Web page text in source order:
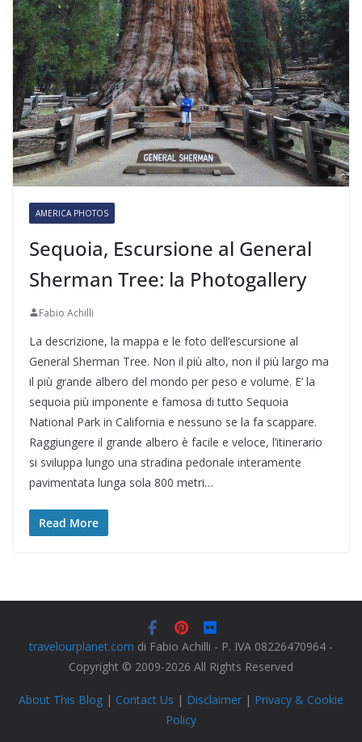
AMERICA PHOTOS
Sequoia, Escursione al General
Sherman Tree: la Photogallery
Fabio Achilli
La descrizione, la mappa e le foto dell’escursione al
General Sherman Tree. Non il più alto, non il più largo ma
il più grande albero del mondo per peso e volume. E’ la
sequoia più imponente e famosa di tutto Sequoia
National Park in California e nessuno se la fa scappare.
Raggiungere il grande albero è facile e veloce, l’itinerario
si sviluppa lungo una stradina pedonale interamente
pavimentata lunga sola 800 metri…
Read More
travelourplanet.com di Fabio Achilli - P. IVA 08226470964 -
Copyright © 2009-2026 All Rights Reserved
About This Blog | Contact Us | Disclaimer | Privacy & Cookie
Policy